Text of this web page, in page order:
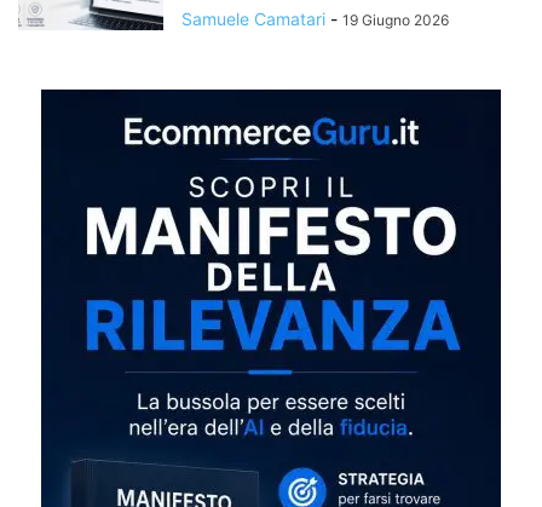
Samuele Camatari - 19 Giugno 2026